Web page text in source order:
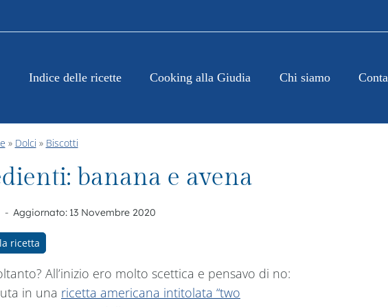
Indice delle ricette Cooking alla Giudia Chi siamo
» Dolci » Biscotti
banana e avena
Aggiornato: 13 Novembre 2020
ricetta
All’inizio ero molto scettica e pensavo di no:
in una ricetta americana intitolata “two